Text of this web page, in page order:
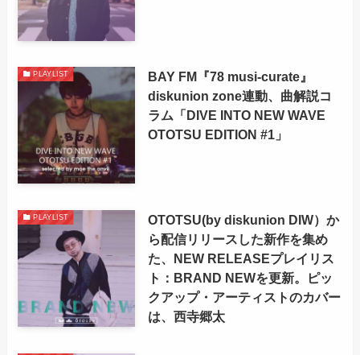
PLAYLIST
BAY FM『78 musi-curate』
diskunion zone連動、曲解説コ
ラム「DIVE INTO NEW WAVE
OTOTSU EDITION #1」
PLAYLIST
OTOTSU(by diskunion DIW）か
ら配信リリースした新作を集め
た、NEW RELEASEプレイリス
ト：BRAND NEWを更新。ピッ
クアップ・アーティストのカバー
は、西寺郷太